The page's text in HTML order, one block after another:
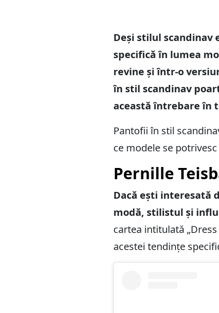
Deși stilul scandinav
specifică în lumea
revine și într-o
în stil scandinav
această întrebare în
Pantofii în stil
ce modele se
Pernille
Dacă ești interesată
modă, stilistul și
cartea intitulată
acestei tendințe